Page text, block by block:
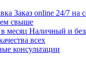
Заказ online 24/7 на
свыше
месяц Наличный и
всех
консультации